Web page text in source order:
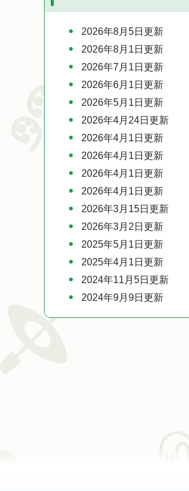
2026年8月5日更新
2026年8月1日更新
2026年7月1日更新
2026年6月1日更新
2026年5月1日更新
2026年4月24日更新
2026年4月1日更新
2026年4月1日更新
2026年4月1日更新
2026年4月1日更新
2026年3月15日更新
2026年3月2日更新
2025年5月1日更新
2025年4月1日更新
2024年11月5日更新
2024年9月9日更新